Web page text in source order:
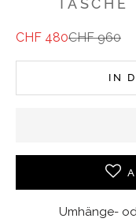
TASCHE
Angebot
CHF 480
Regulärer Preis
CHF 960
IN
Umhänge-